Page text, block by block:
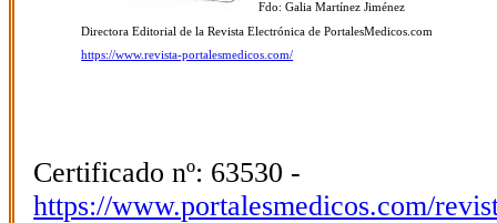
Fdo: Galia Martínez Jiménez
Directora Editorial de la Revista Electrónica de PortalesMedicos.com
https://www.revista-portalesmedicos.com/
Certificado nº: 63530 -
https://www.portalesmedicos.com/